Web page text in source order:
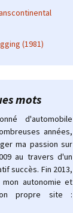
(1981)
mots
d'automobile
années,
ma passion sur
au travers d'un
succès. Fin 2013,
autonomie et
propre site :